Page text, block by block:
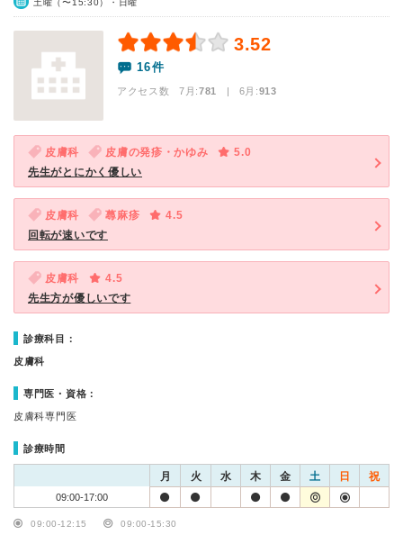
土曜（〜15:30）・日曜
3.52
16件
アクセス数 7月:781 | 6月:913
皮膚科 皮膚の発疹・かゆみ
5.0
先生がとにかく優しい
皮膚科 蕁麻疹
4.5
回転が速いです
皮膚科
4.5
先生方が優しいです
診療科目：
皮膚科
専門医・資格：
皮膚科専門医
診療時間
月 火 水 木 金 土 日 祝
09:00-17:00
09:00-12:15 09:00-15:30